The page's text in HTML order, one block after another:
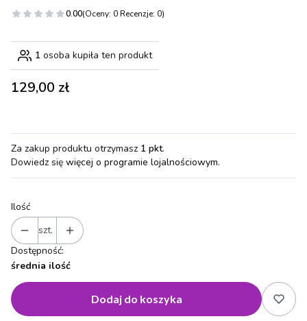
0.00(Oceny: 0 Recenzje: 0)
1 osoba kupiła ten produkt
Cena
129,00 zł
Za zakup produktu otrzymasz 1 pkt.
Dowiedz się więcej o programie lojalnościowym.
Ilość
szt.
Dostępność:
średnia ilość
Dodaj do koszyka